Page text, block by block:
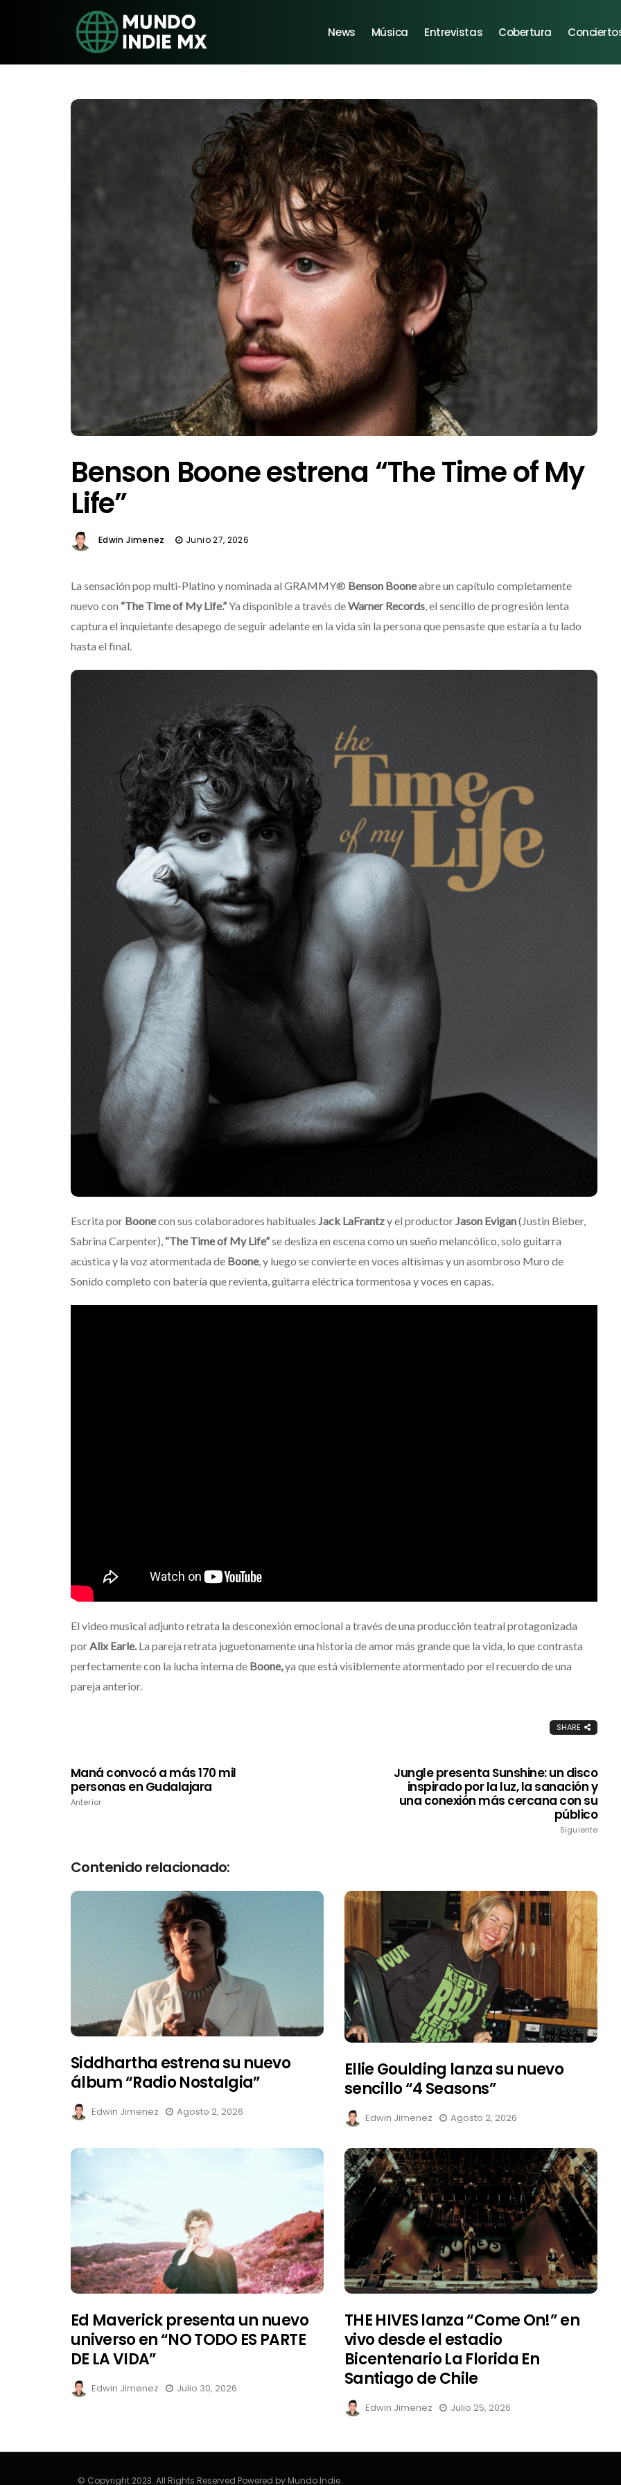
News Música Entrevistas Cobertura
Benson Boone estrena “The Time of My
Life”
Edwin Jimenez Junio 27, 2026
La sensación pop multi-Platino y nominada al GRAMMY® Benson Booneabre un capítulo completamente
nuevo con “The Time of My Life.”Ya disponible a través deWarner Records, el sencillo de progresión lenta
captura el inquietante desapego de seguir adelante en la vida sin la persona que pensaste que estaría a tu lado
hasta el final.
Escrita por Boonecon sus colaboradores habituales Jack LaFrantzy el productorJason Evigan(Justin Bieber,
Sabrina Carpenter), “The Time of My Life”se desliza en escena como un sueño melancólico, solo guitarra
acústica y la voz atormentada de Boone, y luego se convierte en voces altísimas y un asombroso Muro de
Sonido completo con batería que revienta, guitarra eléctrica tormentosa y voces en capas.
El video musical adjunto retrata la desconexión emocional a través de una producción teatral protagonizada
porAlix Earle.La pareja retrata juguetonamente una historia de amor más grande que la vida, lo que contrasta
perfectamente con la lucha interna de Boone,ya que está visiblemente atormentado por el recuerdo de una
pareja anterior.
SHARE
Maná convocó a más 170 mil
personas en Gudalajara
Anterior
Jungle presenta Sunshine: un disco
inspirado por la luz, la sanación y
una conexión más cercana con su
público
Siguiente
Contenido relacionado:
Siddhartha estrena su nuevo
álbum “Radio Nostalgia”
Edwin Jimenez Agosto 2, 2026
Ellie Goulding lanza su nuevo
sencillo “4 Seasons”
Edwin Jimenez Agosto 2, 2026
Ed Maverick presenta un nuevo
universo en “NO TODO ES PARTE
DE LA VIDA”
Edwin Jimenez Julio 30, 2026
THE HIVES lanza “Come On!” en
vivo desde el estadio
Bicentenario La Florida En
Santiago de Chile
Edwin Jimenez Julio 25, 2026
Destino Dos Equis 2026: La
gran celebración sonora
que transformará las
noches de Boca del Río y
Julio 13, 2026
© Copyright 2023. All Rights Reserved Powered by Mundo Indie.